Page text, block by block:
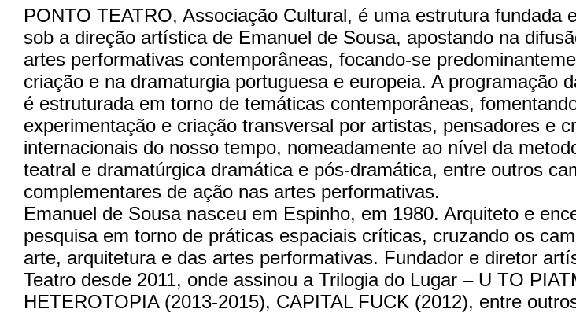
PONTO TEATRO, Associação Cultural, é uma estrutura fundada
sob a direção artística de Emanuel de Sousa, apostando na
artes performativas contemporâneas, focando-se
criação e na dramaturgia portuguesa e europeia. A programação
é estruturada em torno de temáticas contemporâneas,
experimentação e criação transversal por artistas, pensadores e
internacionais do nosso tempo, nomeadamente ao nível da
teatral e dramatúrgica dramática e pós-dramática, entre outros
complementares de ação nas artes performativas.
Emanuel de Sousanasceu em Espinho, em 1980. Arquiteto e
pesquisa em torno de práticas espaciais críticas, cruzando os
arte, arquitetura e das artes performativas. Fundador e diretor
Teatro desde 2011, onde assinou a Trilogia do Lugar – U TO
HETEROTOPIA (2013-2015), CAPITAL FUCK (2012), entre